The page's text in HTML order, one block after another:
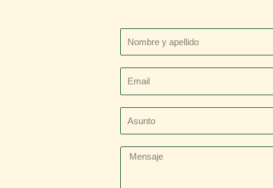
apellido
Mensaje